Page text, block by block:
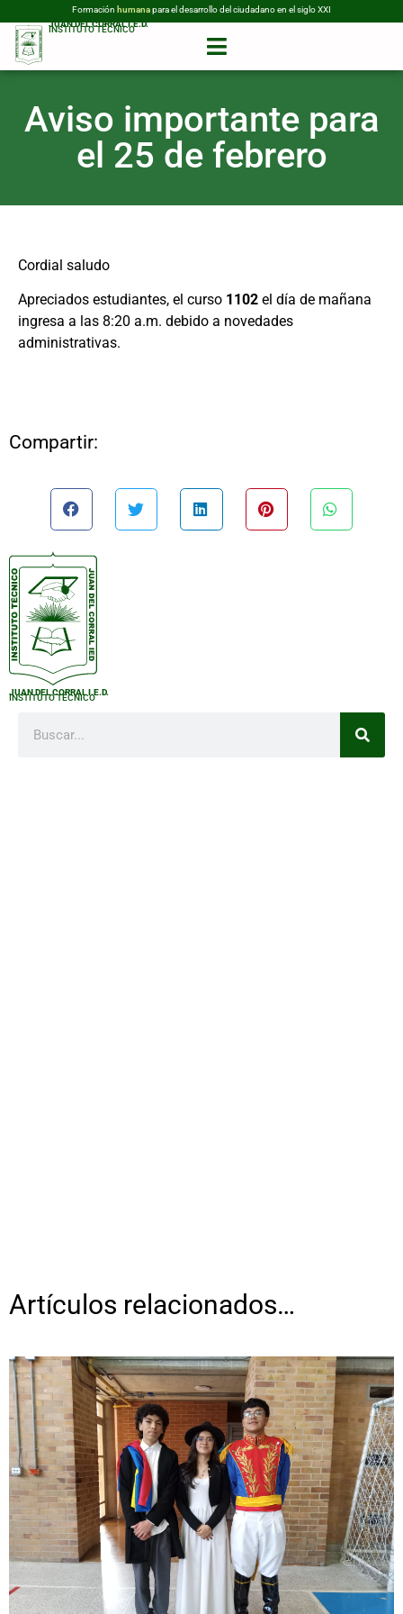
Formación humanapara el desarrollo del ciudadano en el siglo XXI
INSTITUTO TÉCNICO
JUAN DEL CORRAL I.E.D.
Aviso importante para
el 25 de febrero
Cordial saludo
Apreciados estudiantes, el curso 1102 el día de mañana
ingresa a las 8:20 a.m. debido a novedades
administrativas.
Compartir:
INSTITUTO TÉCNICO
JUAN DEL CORRAL I.E.D.
Artículos relacionados…